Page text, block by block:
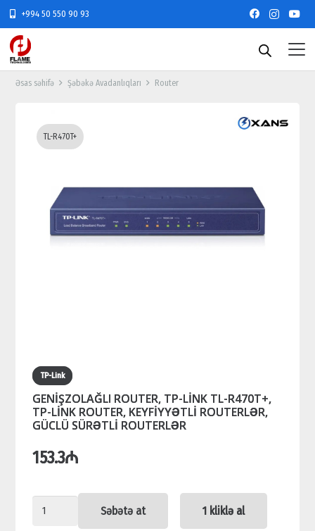
+994 50 550 90 93
Əsas səhifə Şəbəkə Avadanlıqları Router
TL-R470T+
TP-Link
GENİŞZOLAĞLI ROUTER, TP-LİNK TL-R470T+,
TP-LİNK ROUTER, KEYFİYYƏTLİ ROUTERLƏR,
GÜCLÜ SÜRƏTLİ ROUTERLƏR
153.3₼
GENİŞZOLAĞLI
Səbətə at 1 kliklə al